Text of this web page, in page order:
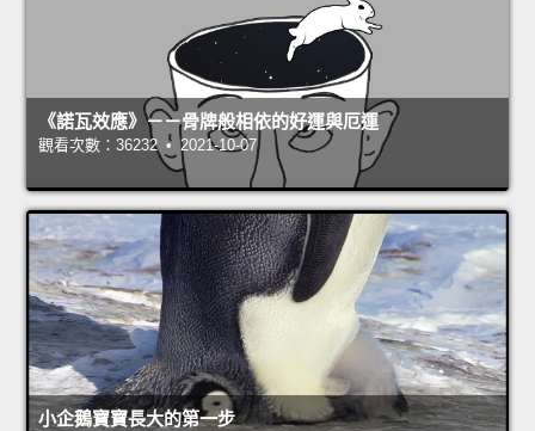
《諾瓦效應》－－骨牌般相依的好運與厄運
觀看次數：36232 • 2021-10-07
小企鵝寶寶長大的第一步